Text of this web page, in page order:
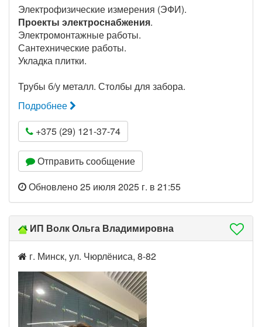
Электрофизические измерения (ЭФИ).
Проекты электроснабжения.
Электромонтажные работы.
Сантехнические работы.
Укладка плитки.
Трубы б/у металл. Столбы для забора.
Подробнее
+375 (29) 121-37-74
Отправить сообщение
Обновлено 25 июля 2025 г. в 21:55
ИП Волк Ольга Владимировна
г. Минск, ул. Чюрлёниса, 8-82